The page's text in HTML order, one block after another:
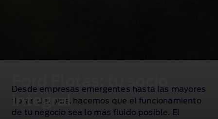
Ford Flotas: tu socio
integral
Desde empresas emergentes hasta las mayores
flotas del país, hacemos que el funcionamiento
de tu negocio sea lo más fluido posible. El